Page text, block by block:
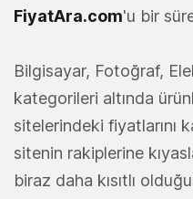
FiyatAra.com'u bir
Bilgisayar, Fotoğraf,
kategorileri altında
sitelerindeki fiyatlarını
sitenin rakiplerine
biraz daha kısıtlı